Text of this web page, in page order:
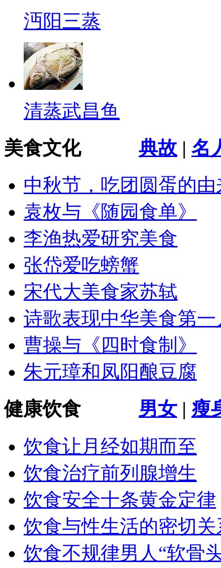
沔阳三蒸
清蒸武昌鱼
美食文化 典故 | 名
中秋节，吃团圆蛋的由
袁枚与《随园食单》
李渔热爱研究美食
张岱爱吃螃蟹
宋代大美食家苏轼
诗歌表现中华美食第
曹操与《四时食制》
朱元璋和凤阳酿豆腐
健康饮食 男女 | 瘦
饮食让月经如期而至
饮食治疗前列腺增生
饮食安全十条黄金定律
饮食与性生活的密切关
饮食不规律男人“软骨